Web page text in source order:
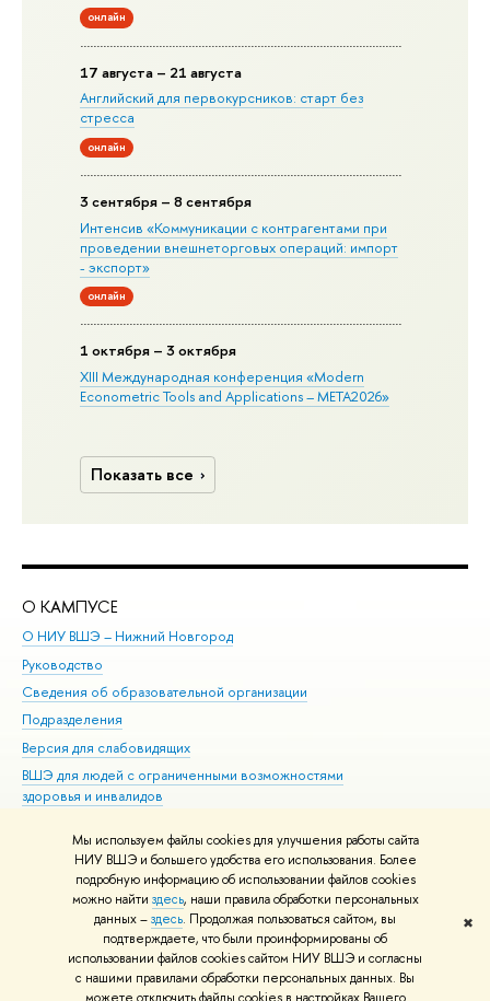
Мы используем файлы cookies для улучшения работы сайта
НИУ ВШЭ и большего удобства его использования. Более
подробную информацию об использовании файлов cookies
можно найти здесь, наши правила обработки персональных
данных –здесь. Продолжая пользоваться сайтом, вы
подтверждаете, что были проинформированы об
использовании файлов cookies сайтом НИУ ВШЭ и согласны
с нашими правилами обработки персональных данных. Вы
✖
онлайн
17 августа – 21 августа
Английский для первокурсников: старт без
стресса
онлайн
3 сентября – 8 сентября
Интенсив «Коммуникации с контрагентами при
проведении внешнеторговых операций: импорт
- экспорт»
онлайн
1 октября – 3 октября
XIII Международная конференция «Modern
Econometric Tools and Applications – META2026»
Показать все
О КАМПУСЕ
О НИУ ВШЭ – Нижний Новгород
Руководство
Сведения об образовательной организации
Подразделения
Версия для слабовидящих
ВШЭ для людей с ограниченными возможностями
здоровья и инвалидов
© НИУ ВШЭ 1993–2026 Адреса и контакты Условия использования
материалов Политика конфиденциальности Карта сайта